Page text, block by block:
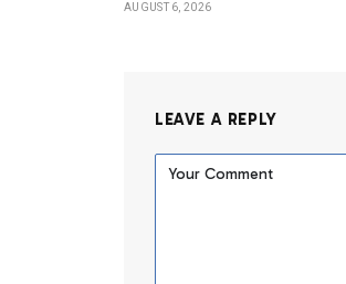
AUGUST 6, 2026
LEAVE A REPLY